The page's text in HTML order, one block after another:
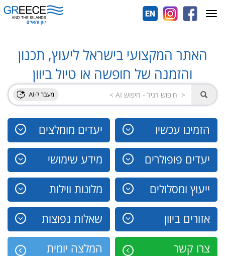
האתר המקצועי בישראל ליעוץ, תכנון
והזמנה של חופשה או טיול ביוון
הזמינו עכשיו יעדים מומלצים
יעדים פופולרים מידע שימושי
ייעוץ ומסלולים מלונות ווילות
אזורים ביוון שאלות נפוצות
צרו קשר המלצה יומית
Toggle
navigation